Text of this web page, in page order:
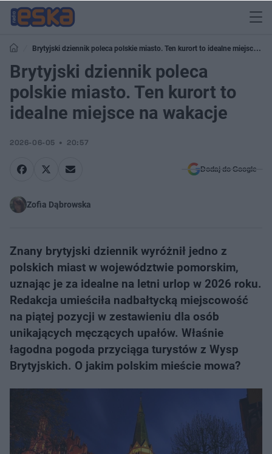
Brytyjski dziennik poleca polskie miasto. Ten kurort to idealne miejsce na
wakacje
Brytyjski dziennik poleca
polskie miasto. Ten kurort to
idealne miejsce na wakacje
2026-06-05 20:57
Dodaj do Google
Zofia Dąbrowska
Znany brytyjski dziennik wyróżnił jedno z
polskich miast w województwie pomorskim,
uznając je za idealne na letni urlop w 2026 roku.
Redakcja umieściła nadbałtycką miejscowość
na piątej pozycji w zestawieniu dla osób
unikających męczących upałów. Właśnie
łagodna pogoda przyciąga turystów z Wysp
Brytyjskich. O jakim polskim mieście mowa?